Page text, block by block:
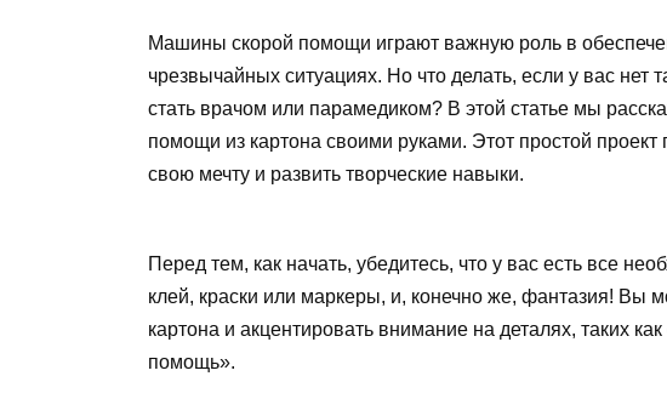
Машины скорой помощи играют важную роль в
чрезвычайных ситуациях. Но что делать, если у вас
стать врачом или парамедиком? В этой статье мы
помощи из картона своими руками. Этот простой
свою мечту и развить творческие навыки.
Перед тем, как начать, убедитесь, что у вас есть все
клей, краски или маркеры, и, конечно же, фантазия! Вы
картона и акцентировать внимание на деталях, таких
помощь».